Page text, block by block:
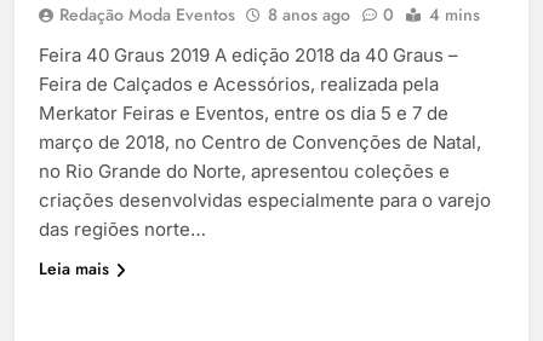
Redação Moda Eventos 8 anos ago 0 4 mins
Feira 40 Graus 2019 A edição 2018 da 40 Graus –
Feira de Calçados e Acessórios, realizada pela
Merkator Feiras e Eventos, entre os dia 5 e 7 de
março de 2018, no Centro de Convenções de Natal,
no Rio Grande do Norte, apresentou coleções e
criações desenvolvidas especialmente para o varejo
das regiões norte…
Leia mais